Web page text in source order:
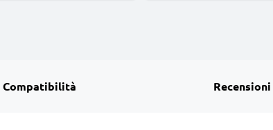
Compatibilità Recensioni